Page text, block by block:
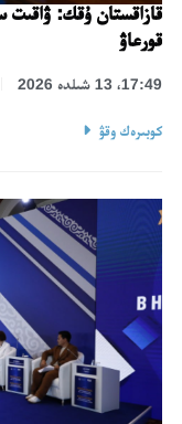
قازاقستان ۇقك: ۋاقىت
قورعاۋ
17:49، 13 شىلدە 2026
كوبىرەك وقۋ